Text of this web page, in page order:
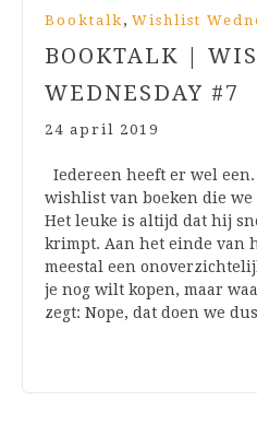
Booktalk , Wishlist
BOOKTALK |
WEDNESDAY #7
24 april 2019
Iedereen heeft er wel
wishlist van boeken die
Het leuke is altijd dat hij
krimpt. Aan het einde van
meestal een
je nog wilt kopen, maar
zegt: Nope, dat doen we